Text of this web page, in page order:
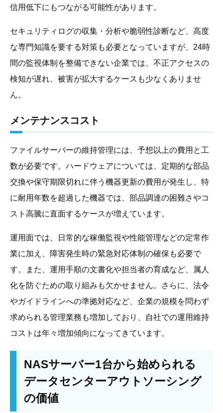
信用低下にもつながる可能性があります。
セキュリティログの収集・分析や脆弱性診断など、高度
な専門知識を要する対策も必要となっていますが、24時
間の監視体制を整備できない企業では、不正アクセスの
検知が遅れ、被害が拡大するケースも少なくありませ
ん。
メンテナンスコスト
ファイルサーバーの維持管理には、予想以上の費用と工
数が必要です。ハードウェアについては、定期的な部品
交換や保守期限切れに伴う機器更新の費用が発生し、特
に耐用年数を超過した機器では、部品調達の困難さやコ
スト高騰に直面するケースが増えています。
運用面では、日常的な稼働監視や性能管理などの定常作
業に加え、障害発生時の緊急対応体制の確保も必要で
す。また、運用手順の文書化や担当者の育成など、属人
化を防ぐための取り組みも欠かせません。さらに、法令
やガイドラインへの準拠対応など、企業の規模を問わず
求められる管理業務も増加しており、自社での運用維持
コストは年々増加傾向になってきています。
NASサーバー1台から始められる
データセンターアウトソーシング
の価値